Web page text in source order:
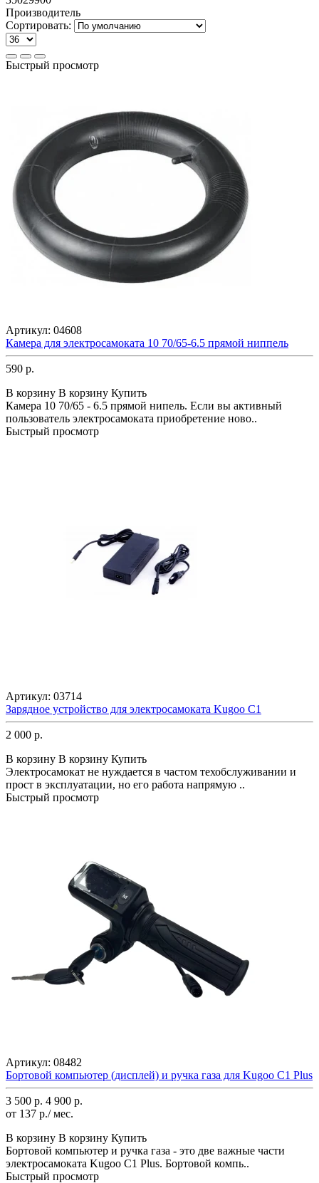
Производитель
Сортировать:
Быстрый просмотр
Артикул: 04608
Камера для электросамоката 10 70/65-6.5 прямой ниппель
590 р.
В корзину В корзину Купить
Камера 10 70/65 - 6.5 прямой нипель. Если вы активный
пользователь электросамоката приобретение ново..
Быстрый просмотр
Артикул: 03714
Зарядное устройство для электросамоката Kugoo C1
2 000 р.
В корзину В корзину Купить
Электросамокат не нуждается в частом техобслуживании и
прост в эксплуатации, но его работа напрямую ..
Быстрый просмотр
Артикул: 08482
Бортовой компьютер (дисплей) и ручка газа для Kugoo C1 Plus
3 500 р. 4 900 р.
от 137 р./ мес.
В корзину В корзину Купить
Бортовой компьютер и ручка газа - это две важные части
электросамоката Kugoo C1 Plus. Бортовой компь..
Быстрый просмотр